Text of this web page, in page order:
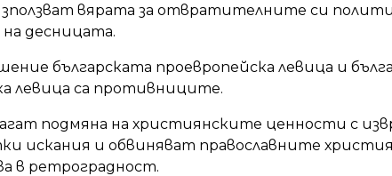
вярата за отвратителните си
десницата.
българската проевропейска левица и
левица са противниците.
подмяна на християнските ценности с
искания и обвиняват православните
в ретроградност.